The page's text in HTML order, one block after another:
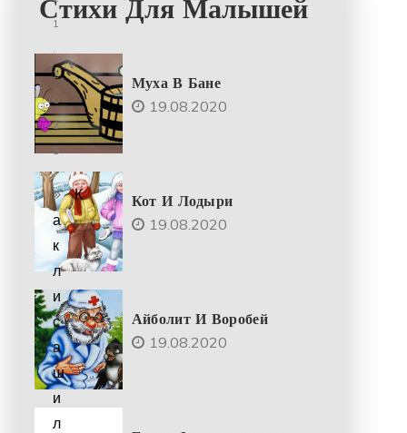
Стихи Для Малышей
Муха В Бане
19.08.2020
Кот И Лодыри
19.08.2020
Айболит И Воробей
19.08.2020
1
.
2
0
2
5
К
а
к
л
и
с
а
ш
и
л